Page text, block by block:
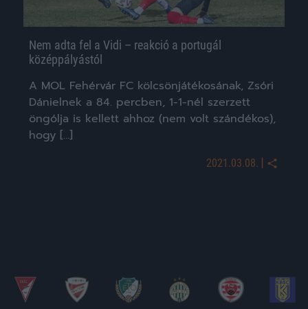
Nem adta fel a Vidi – reakció a portugál
középpályástól
A MOL Fehérvár FC kölcsönjátékosának, Zsóri
Dánielnek a 84. percben, 1-1-nél szerzett
öngólja is kellett ahhoz (nem volt szándékos),
hogy […]
2021.03.08. |